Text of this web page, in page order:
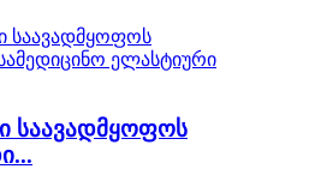
საავადმყოფოს